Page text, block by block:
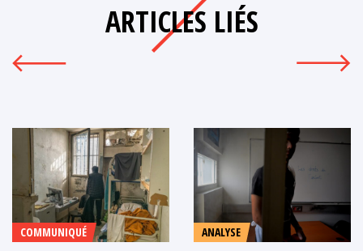
ARTICLES LIÉS
COMMUNIQUÉ ANALYSE